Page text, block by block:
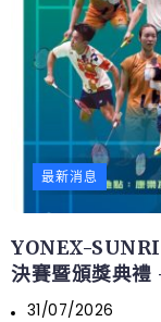
最新消息
YONEX-
決賽暨頒獎典
31/07/2026